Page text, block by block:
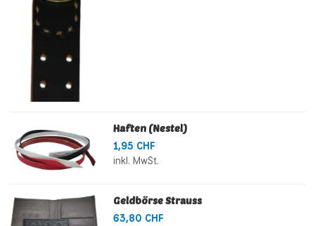
Haften (Nestel)
1,95 CHF
inkl. MwSt.
Geldbörse Strauss
63,80 CHF